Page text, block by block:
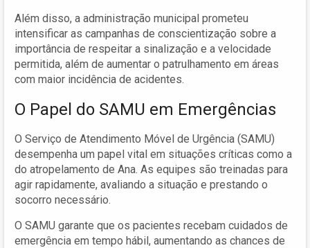
Além disso, a administração municipal prometeu
intensificar as campanhas de conscientização sobre a
importância de respeitar a sinalização e a velocidade
permitida, além de aumentar o patrulhamento em áreas
com maior incidência de acidentes.
O Papel do SAMU em Emergências
O Serviço de Atendimento Móvel de Urgência (SAMU)
desempenha um papel vital em situações críticas como a
do atropelamento de Ana. As equipes são treinadas para
agir rapidamente, avaliando a situação e prestando o
socorro necessário.
O SAMU garante que os pacientes recebam cuidados de
emergência em tempo hábil, aumentando as chances de